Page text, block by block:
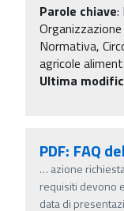
Parole chiave:
Normativa,
agricole
Ultima
PDF: FAQ
… azione
requisiti devono
data di